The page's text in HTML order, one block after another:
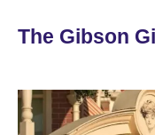
The Gibson